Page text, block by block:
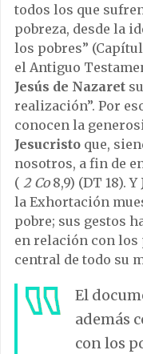
todos los que
pobreza, desde la
los pobres”
el Antiguo
Jesús de Nazaret
realización”. Por
conocen la
Jesucristo que,
nosotros, a fin de
( 2 Co 8,9) (DT 18). Y
la Exhortación
pobre; sus gestos
en relación con los
central de todo su
El
además
con los